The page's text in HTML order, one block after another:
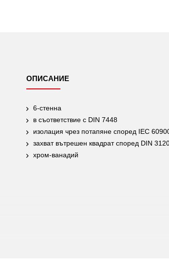
ОПИСАНИЕ
6-стенна
в съответствие с DIN 7448
изолация чрез потапяне според IEC
захват вътрешен квадрат според DIN
хром-ванадий